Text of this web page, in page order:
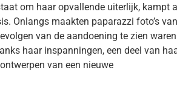
om haar opvallende uiterlijk, kampt
Onlangs maakten paparazzi foto’s van
van de aandoening te zien
haar inspanningen, een deel van
van een nieuwe